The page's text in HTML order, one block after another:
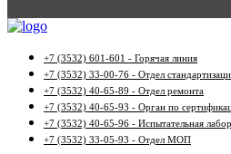
+7 (3532) 601-601 - Горячая линия
+7 (3532) 33-00-76 - Отдел
+7 (3532) 40-65-89 - Отдел ремонта
+7 (3532) 40-65-93 - Орган по
+7 (3532) 40-65-96 - Испытательная
+7 (3532) 33-05-93 - Отдел МОП